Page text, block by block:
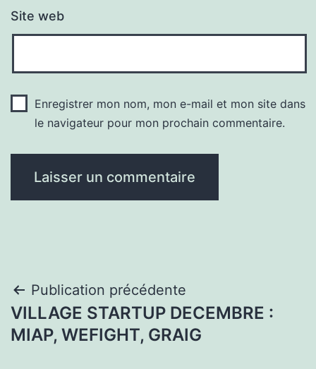
Site web
Enregistrer mon nom, mon e-mail et mon site dans
le navigateur pour mon prochain commentaire.
Navigation
de
Publication précédente
VILLAGE STARTUP DECEMBRE :
MIAP, WEFIGHT, GRAIG